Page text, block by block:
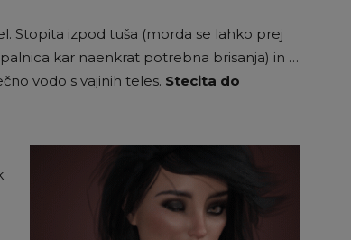
Stopita izpod tuša (morda se lahko prej
kar naenkrat potrebna brisanja) in …
vodo s vajinih teles. Stecita do